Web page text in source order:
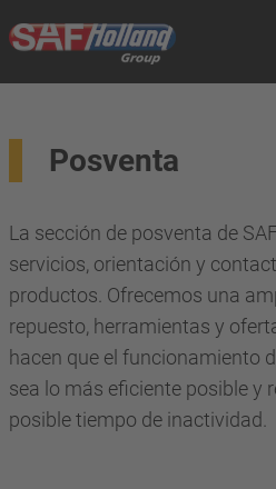
Posventa
La sección de posventa de
servicios, orientación y
productos. Ofrecemos una
repuesto, herramientas y
hacen que el funcionamiento
sea lo más eficiente posible y
posible tiempo de inactividad.